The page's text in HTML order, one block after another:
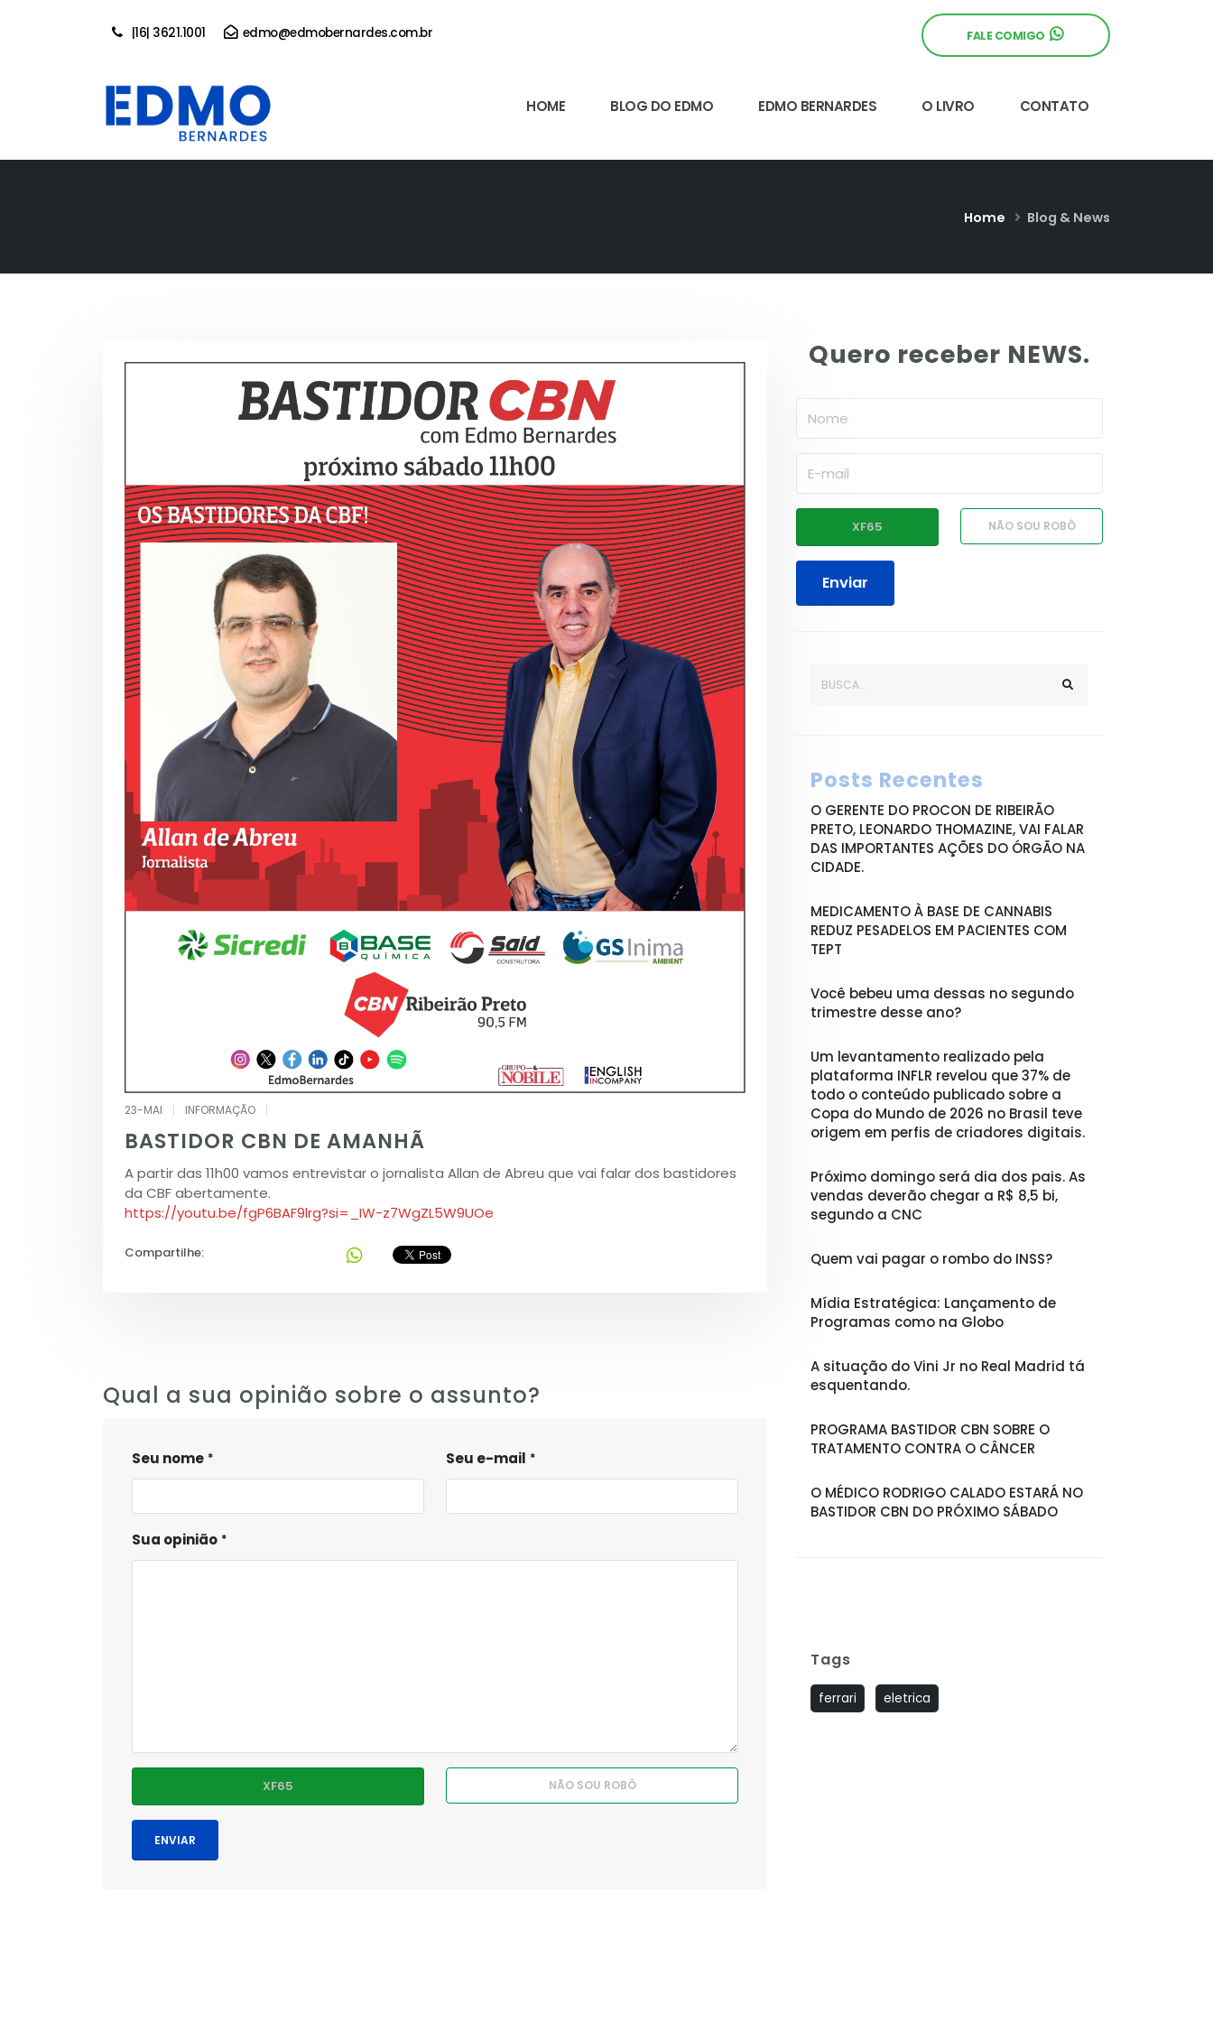
|16| 3621.1001 edmo@edmobernardes.com.br FALE COMIGO
HOME BLOG DO EDMO EDMO BERNARDES O LIVRO CONTATO
Home Blog & News
23-MAI INFORMAÇÃO
BASTIDOR CBN DE AMANHÃ
A partir das 11h00 vamos entrevistar o jornalista Allan de Abreu que vai falar dos bastidores
da CBF abertamente.
https://youtu.be/fgP6BAF9lrg?si=_IW-z7WgZL5W9UOe
Compartilhe:
Qual a sua opinião sobre o assunto?
Seu nome Seu e-mail
Sua opinião
Quero receber NEWS.
Enviar
Posts Recentes
O GERENTE DO PROCON DE RIBEIRÃO
PRETO, LEONARDO THOMAZINE, VAI FALAR
DAS IMPORTANTES AÇÕES DO ÓRGÃO NA
CIDADE.
MEDICAMENTO À BASE DE CANNABIS
REDUZ PESADELOS EM PACIENTES COM
TEPT
Você bebeu uma dessas no segundo
trimestre desse ano?
Um levantamento realizado pela
plataforma INFLR revelou que 37% de
todo o conteúdo publicado sobre a
Copa do Mundo de 2026 no Brasil teve
origem em perfis de criadores digitais.
Próximo domingo será dia dos pais. As
vendas deverão chegar a R$ 8,5 bi,
segundo a CNC
Quem vai pagar o rombo do INSS?
Mídia Estratégica: Lançamento de
Programas como na Globo
A situação do Vini Jr no Real Madrid tá
esquentando.
PROGRAMA BASTIDOR CBN SOBRE O
TRATAMENTO CONTRA O CÂNCER
O MÉDICO RODRIGO CALADO ESTARÁ NO
BASTIDOR CBN DO PRÓXIMO SÁBADO
Tags
ferrari eletrica